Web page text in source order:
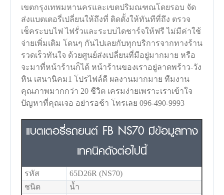
เขตกรุงเทพมหานครและเขตปริมณฑณโดยรอบ จัด
ส่งแบตเตอรี่เปลี่ยนให้ถึงที่ ติดตั้งให้ทันทีที่ถึง ตรวจ
เช็คระบบไฟ ไฟรั่วและระบบไดชาร์จให้ฟรี ไม่มีค่าใช้
จ่ายเพิ่มเติม โดนๆ กันไปเลยกับทุกบริการจากทางร้าน
รวดเร็วทันใจ ด้วยศูนย์ส่งเปลี่ยนที่มีอยู่มากมาย หรือ
จะมาที่หน้าร้านก็ได้ หน้าร้านของเราอยู่ลาดพร้าว-วัง
หิน เสนานิคม1 โปรไฟล์ดี ผลงานมากมาย ทีมงาน
คุณภาพมากกว่า 20 ชีวิต เครมง่ายเพราะเราเข้าใจ
ปัญหาที่คุณเจอ อย่ารอช้า โทรเลย 096-490-9993
แบตเตอรี่รถยนต์ FB NS70 มีข้อมูลทาง
เทคนิคดังต่อไปนี้
รหัส
65D26R (NS70)
ชนิด
น้ำ